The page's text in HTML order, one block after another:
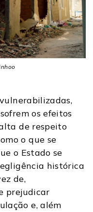
os efeitos
de respeito
o que se
o Estado se
histórica
de,
prejudicar
e, além